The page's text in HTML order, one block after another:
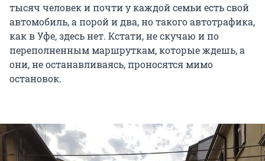
тысяч человек и почти у каждой семьи есть свой
автомобиль, а порой и два, но такого автотрафика,
как в Уфе, здесь нет. Кстати, не скучаю и по
переполненным маршруткам, которые ждешь, а
они, не останавливаясь, проносятся мимо
остановок.